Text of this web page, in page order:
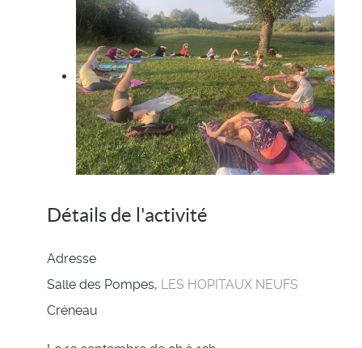
Détails de l'activité
Adresse
Salle des Pompes, LES HOPITAUX NEUFS
Créneau